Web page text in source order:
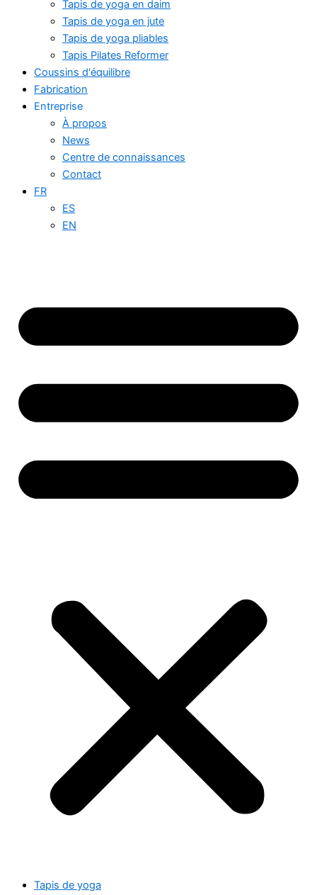
Tapis de yoga en daim
Tapis de yoga en jute
Tapis de yoga pliables
Tapis Pilates Reformer
Coussins d'équilibre
Fabrication
Entreprise
À propos
News
Centre de connaissances
Contact
FR
ES
EN
Tapis de yoga